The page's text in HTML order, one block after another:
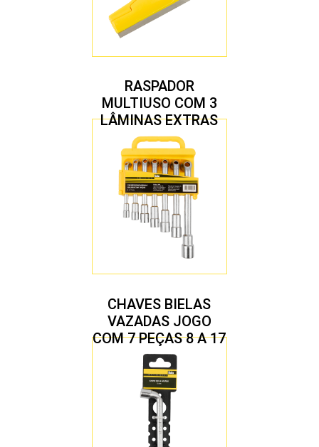
RASPADOR
MULTIUSO COM 3
LÂMINAS EXTRAS
CHAVES BIELAS
VAZADAS JOGO
COM 7 PEÇAS 8 A 17
MM